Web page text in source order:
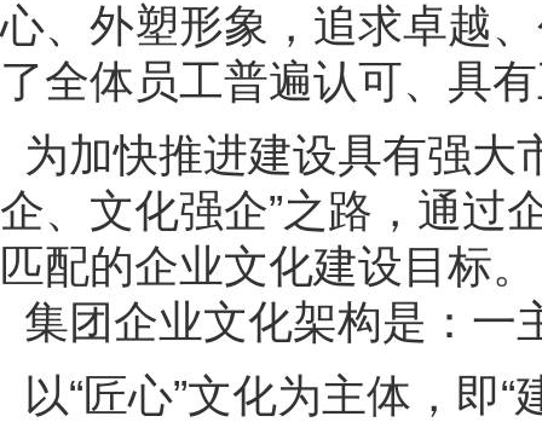
心、外塑形象，追求卓越
了全体员工普遍认可、具
为加快推进建设具有强大
企、文化强企”之路，通过
匹配的企业文化建设目标。
集团企业文化架构是：一
以“匠心”文化为主体，即